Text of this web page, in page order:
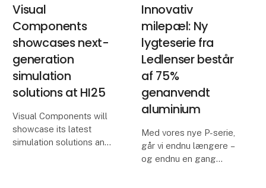
Visual
Components
showcases next-
generation
simulation
solutions at HI25
Visual Components will
showcase its latest
simulation solutions and
Innovativ
milepæl: Ny
lygteserie fra
Ledlenser består
af 75%
genanvendt
aluminium
Med vores nye P-serie,
går vi endnu længere –
og endnu en gang